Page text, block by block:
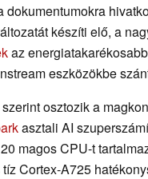
dokumentumokra
készíti elő, a
az
eszközökbe
osztozik a
asztali AI
magos CPU-t
Cortex-A725